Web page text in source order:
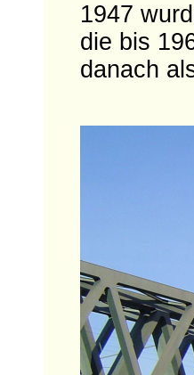
1947
die bis
danach